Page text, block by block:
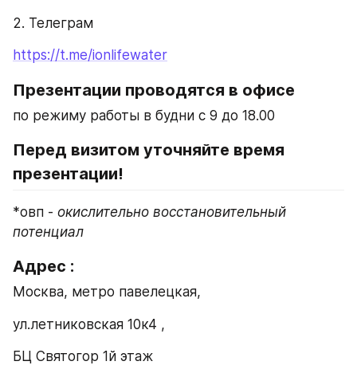
2. Телеграм
https://t.me/ionlifewater
Презентации проводятся в офисе
по режиму работы в будни с 9 до 18.00
Перед визитом уточняйте время
презентации!
*овп - окислительно восстановительный
потенциал
Адрес :
Москва, метро павелецкая,
ул.летниковская 10к4 ,
БЦ Святогор 1й этаж